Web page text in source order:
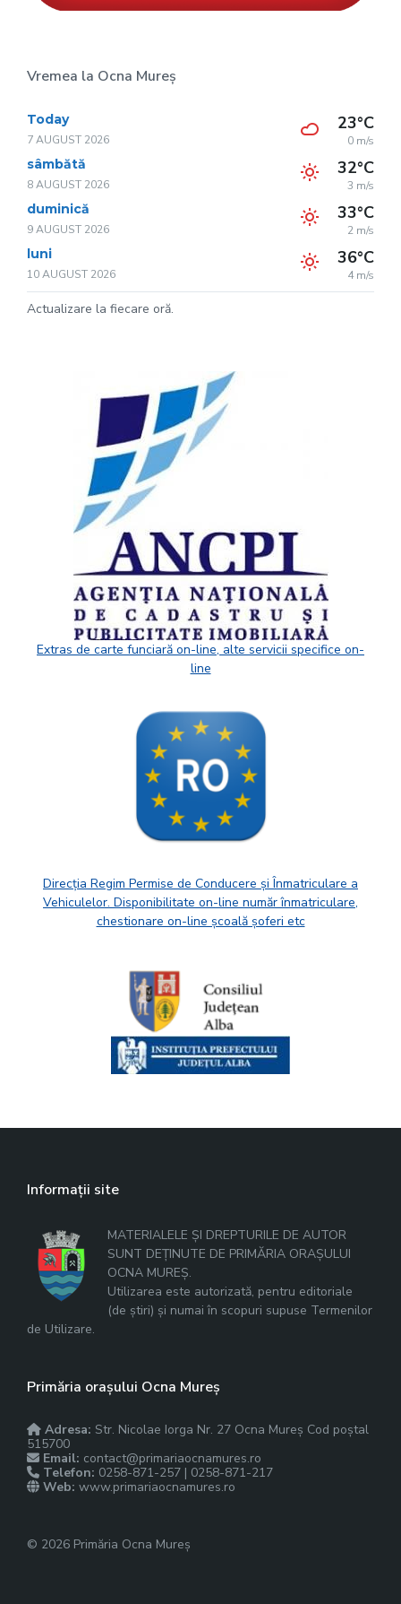
Vremea la Ocna Mureș
Today
7 AUGUST 2026
23°C
0 m/s
sâmbătă
8 AUGUST 2026
32°C
3 m/s
duminică
9 AUGUST 2026
33°C
2 m/s
luni
10 AUGUST 2026
36°C
4 m/s
Actualizare la fiecare oră.
Extras de carte funciară on-line, alte servicii specifice on-
line
Direcția Regim Permise de Conducere și Înmatriculare a
Vehiculelor. Disponibilitate on-line număr înmatriculare,
chestionare on-line școală șoferi etc
Informații site
MATERIALELE ȘI DREPTURILE DE AUTOR
SUNT DEȚINUTE DE PRIMĂRIA ORAȘULUI
OCNA MUREȘ.
Utilizarea este autorizată, pentru editoriale
(de știri) și numai în scopuri supuse Termenilor
de Utilizare.
Primăria orașului Ocna Mureș
Adresa: Str. Nicolae Iorga Nr. 27 Ocna Mureș Cod poștal
515700
Email: contact@primariaocnamures.ro
Telefon: 0258-871-257 | 0258-871-217
Web: www.primariaocnamures.ro
© 2026 Primăria Ocna Mureș